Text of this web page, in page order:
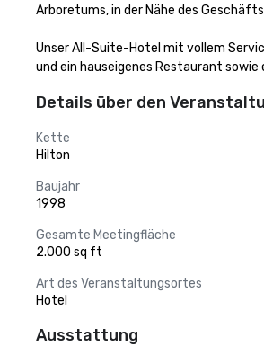
Arboretums, in der Nähe des
Unser All-Suite-Hotel mit vollem
und ein hauseigenes Restaurant
Details über den
Kette
Hilton
Baujahr
1998
Gesamte Meetingfläche
2.000 sq ft
Art des Veranstaltungsortes
Hotel
Ausstattung